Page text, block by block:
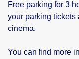
Free parking for 3
your parking tickets
cinema.
You can find more